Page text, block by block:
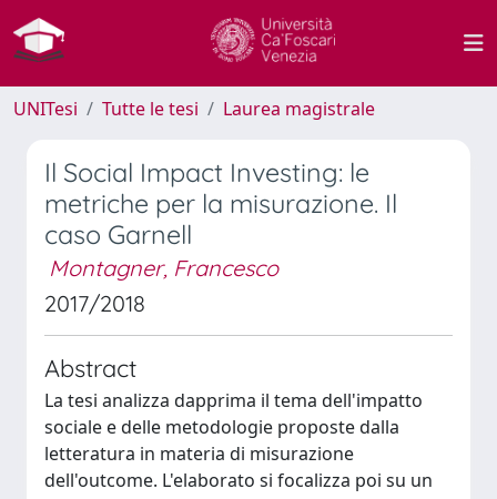
UNITesi Tutte le tesi Laurea magistrale
Il Social Impact Investing: le
metriche per la misurazione. Il
caso Garnell
Montagner, Francesco
2017/2018
Abstract
La tesi analizza dapprima il tema dell'impatto
sociale e delle metodologie proposte dalla
letteratura in materia di misurazione
dell'outcome. L'elaborato si focalizza poi su un